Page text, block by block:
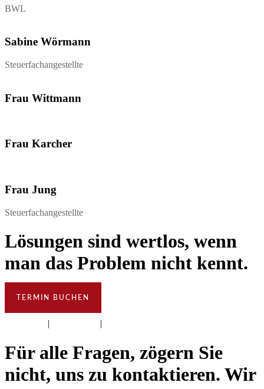
BWL
Sabine Wörmann
Steuerfachangestellte
Frau Wittmann
Frau Karcher
Frau Jung
Steuerfachangestellte
Lösungen sind wertlos, wenn
man das Problem nicht kennt.
TERMIN BUCHEN
| |
Für alle Fragen, zögern Sie
nicht, uns zu kontaktieren. Wir